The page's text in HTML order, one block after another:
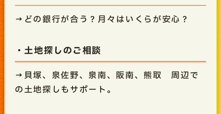
→どの銀行が合う？月々はいくらが安心？
・土地探しのご相談
→貝塚、泉佐野、泉南、阪南、熊取 周辺で
の土地探しもサポート。